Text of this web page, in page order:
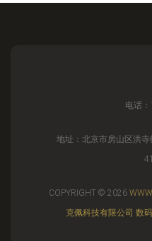
电话
地址：北京市房山区洪
COPYRIGHT © 2026
克佩科技有限公司 数